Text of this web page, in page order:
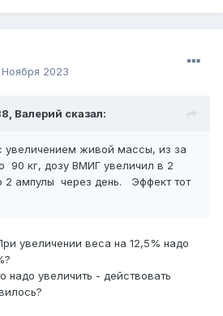
Ноября 2023
Валерий сказал:
увеличением живой массы, из за
90 кг, дозу ВМИГ увеличил в 2
2 ампулы через день. Эффект тот
увеличении веса на 12,5% надо
надо увеличить - действовать